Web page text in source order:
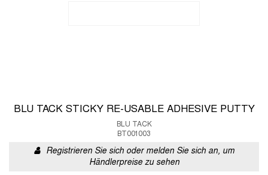
BLU TACK STICKY RE-USABLE ADHESIVE PUTTY
BLU TACK
BT001003
Registrieren Sie sich oder melden Sie sich an, um
Händlerpreise zu sehen